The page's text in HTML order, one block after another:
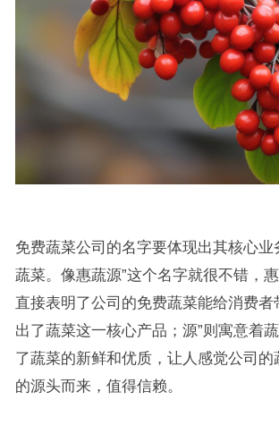
免费蔬菜公司的名字要体现出其核心
蔬菜。像惠蔬源”这个名字就很不错，惠
直接表明了公司的免费蔬菜能给消费者
出了蔬菜这一核心产品；源”则寓意着
了蔬菜的新鲜和优质，让人感觉公司的
的源头而来，值得信赖。